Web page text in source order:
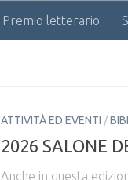
Premio letterario
ATTIVITÀ ED EVENTI /
2026 SALONE
Anche in questa